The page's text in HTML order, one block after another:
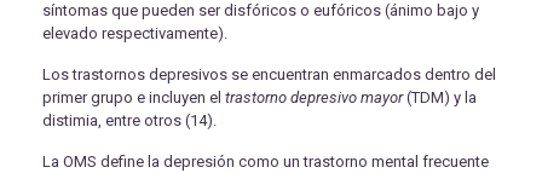
síntomas que pueden ser disfóricos o eufóricos (ánimo bajo y
elevado respectivamente).
Los trastornos depresivos se encuentran enmarcados dentro del
primer grupo e incluyen el trastorno depresivo mayor(TDM) y la
distimia, entre otros (14).
La OMS define la depresión como un trastorno mental frecuente